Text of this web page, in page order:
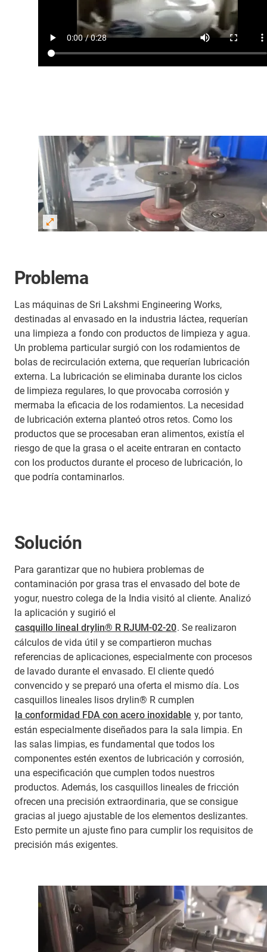
Problema
Las máquinas de Sri Lakshmi Engineering Works,
destinadas al envasado en la industria láctea, requerían
una limpieza a fondo con productos de limpieza y agua.
Un problema particular surgió con los rodamientos de
bolas de recirculación externa, que requerían lubricación
externa. La lubricación se eliminaba durante los ciclos
de limpieza regulares, lo que provocaba corrosión y
mermaba la eficacia de los rodamientos. La necesidad
de lubricación externa planteó otros retos. Como los
productos que se procesaban eran alimentos, existía el
riesgo de que la grasa o el aceite entraran en contacto
con los productos durante el proceso de lubricación, lo
que podría contaminarlos.
Solución
Para garantizar que no hubiera problemas de
contaminación por grasa tras el envasado del bote de
yogur, nuestro colega de la India visitó al cliente. Analizó
la aplicación y sugirió el
casquillo lineal drylin® R RJUM-02-20. Se realizaron
cálculos de vida útil y se compartieron muchas
referencias de aplicaciones, especialmente con procesos
de lavado durante el envasado. El cliente quedó
convencido y se preparó una oferta el mismo día. Los
casquillos lineales lisos drylin® R cumplen
la conformidad FDA con acero inoxidable y, por tanto,
están especialmente diseñados para la sala limpia. En
las salas limpias, es fundamental que todos los
componentes estén exentos de lubricación y corrosión,
una especificación que cumplen todos nuestros
productos. Además, los casquillos lineales de fricción
ofrecen una precisión extraordinaria, que se consigue
gracias al juego ajustable de los elementos deslizantes.
Esto permite un ajuste fino para cumplir los requisitos de
precisión más exigentes.